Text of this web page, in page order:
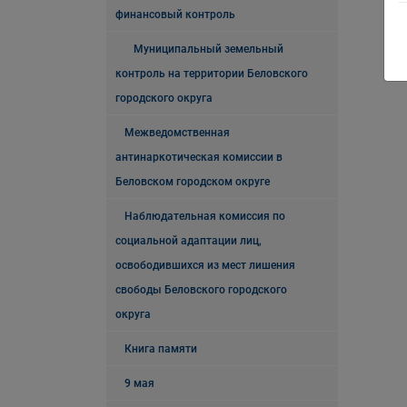
финансовый контроль
Муниципальный земельный
контроль на территории Беловского
городского округа
Межведомственная
антинаркотическая комиссии в
Беловском городском округе
Наблюдательная комиссия по
социальной адаптации лиц,
освободившихся из мест лишения
свободы Беловского городского
округа
Книга памяти
9 мая